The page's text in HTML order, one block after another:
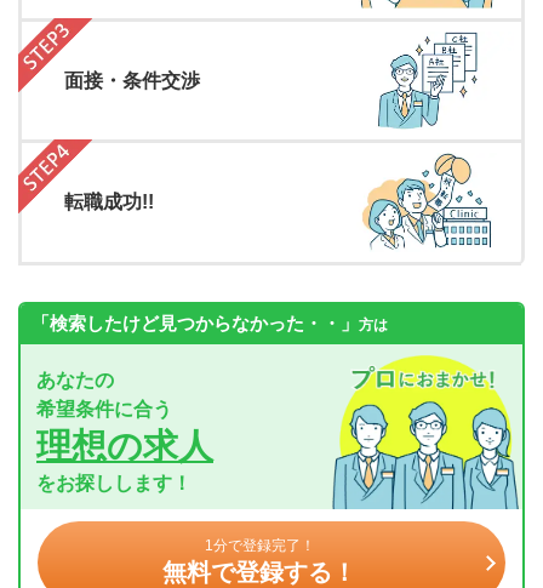
面接・条件交渉
転職成功!!
「検索したけど見つからなかった・・」 方は
あなたの
希望条件に合う
理想の求人
をお探しします！
1分で登録完了！
無料で登録する！